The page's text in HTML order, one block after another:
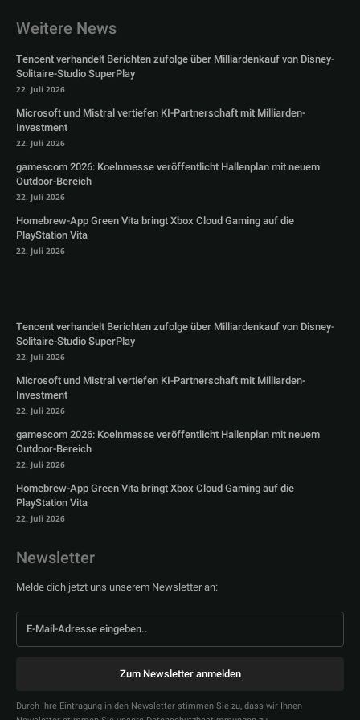
Weitere News
Tencent verhandelt Berichten zufolge über Milliardenkauf von Disney-
Solitaire-Studio SuperPlay
22. Juli 2026
Microsoft und Mistral vertiefen KI-Partnerschaft mit Milliarden-
Investment
22. Juli 2026
gamescom 2026: Koelnmesse veröffentlicht Hallenplan mit neuem
Outdoor-Bereich
22. Juli 2026
Homebrew-App Green Vita bringt Xbox Cloud Gaming auf die
PlayStation Vita
22. Juli 2026
Tencent verhandelt Berichten zufolge über Milliardenkauf von Disney-
Solitaire-Studio SuperPlay
22. Juli 2026
Microsoft und Mistral vertiefen KI-Partnerschaft mit Milliarden-
Investment
22. Juli 2026
gamescom 2026: Koelnmesse veröffentlicht Hallenplan mit neuem
Outdoor-Bereich
22. Juli 2026
Homebrew-App Green Vita bringt Xbox Cloud Gaming auf die
PlayStation Vita
22. Juli 2026
Newsletter
Melde dich jetzt uns unserem Newsletter an:
Zum Newsletter anmelden
Durch Ihre Eintragung in den Newsletter stimmen Sie zu, dass wir Ihnen